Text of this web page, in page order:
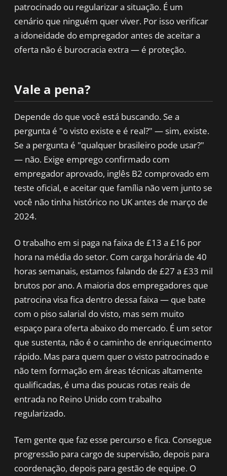
patrocinado ou regularizar a situação. É um
cenário que ninguém quer viver. Por isso verificar
a idoneidade do empregador antes de aceitar a
oferta não é burocracia extra — é proteção.
Vale a pena?
Depende do que você está buscando. Se a
pergunta é "o visto existe e é real?" — sim, existe.
Se a pergunta é "qualquer brasileiro pode usar?"
— não. Exige emprego confirmado com
empregador aprovado, inglês B2 comprovado em
teste oficial, e aceitar que família não vem junto se
você não tinha histórico no UK antes de março de
2024.
O trabalho em si paga na faixa de £13 a £16 por
hora na média do setor. Com carga horária de 40
horas semanais, estamos falando de £27 a £33 mil
brutos por ano. A maioria dos empregadores que
patrocina visa fica dentro dessa faixa — que bate
com o piso salarial do visto, mas sem muito
espaço para oferta abaixo do mercado. É um setor
que sustenta, não é o caminho de enriquecimento
rápido. Mas para quem quer o visto patrocinado e
não tem formação em áreas técnicas altamente
qualificadas, é uma das poucas rotas reais de
entrada no Reino Unido com trabalho
regularizado.
Tem gente que faz esse percurso e fica. Consegue
progressão para cargo de supervisão, depois para
coordenação, depois para gestão de equipe. O